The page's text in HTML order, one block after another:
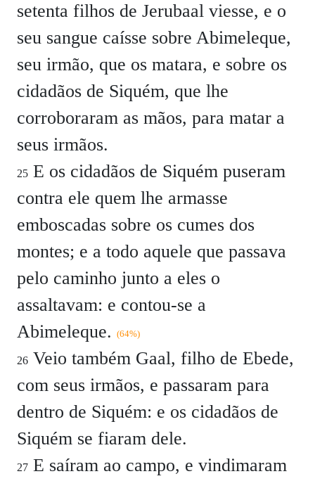
setenta filhos de Jerubaal viesse, e o
seu sangue caísse sobre Abimeleque,
seu irmão, que os matara, e sobre os
cidadãos de Siquém, que lhe
corroboraram as mãos, para matar a
seus irmãos.
25 E os cidadãos de Siquém puseram
contra ele quem lhe armasse
emboscadas sobre os cumes dos
montes; e a todo aquele que passava
pelo caminho junto a eles o
assaltavam: e contou-se a
Abimeleque. (64%)
26 Veio também Gaal, filho de Ebede,
com seus irmãos, e passaram para
dentro de Siquém: e os cidadãos de
Siquém se fiaram dele.
27 E saíram ao campo, e vindimaram